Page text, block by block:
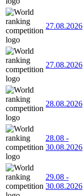
27.08.2026
27.08.2026
28.08.2026
28.08 -
30.08.2026
29.08 -
30.08.2026